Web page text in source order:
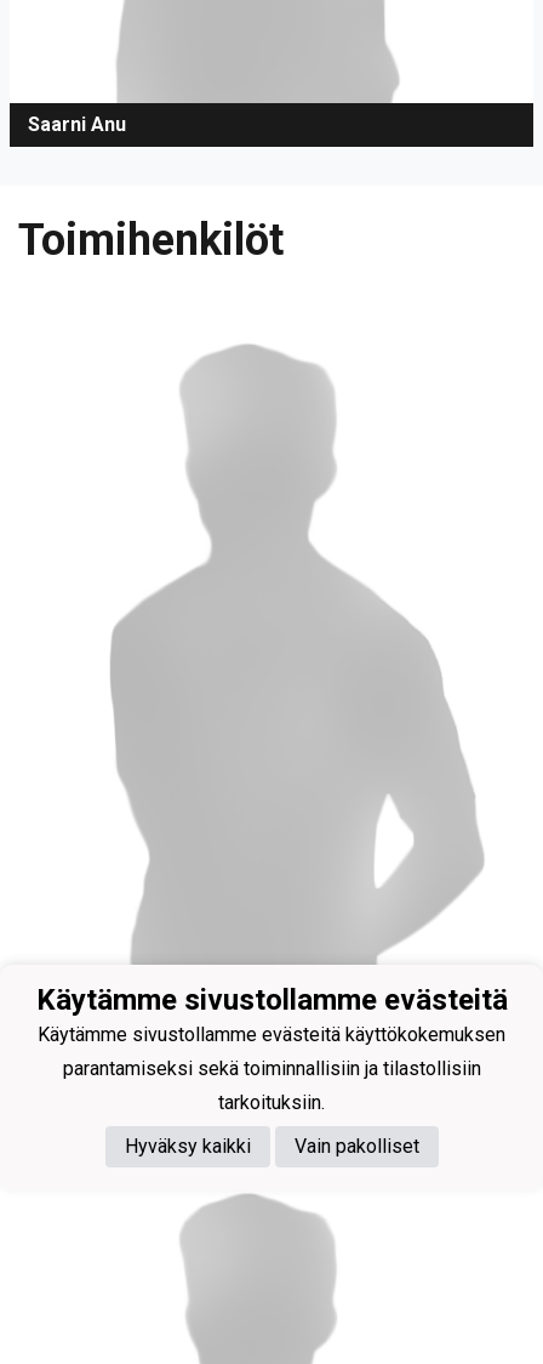
Saarni Anu
Toimihenkilöt
Joukkueenjohtaja
Käytämme sivustollamme evästeitä
Käytämme sivustollamme evästeitä käyttökokemuksen
parantamiseksi sekä toiminnallisiin ja tilastollisiin
tarkoituksiin.
Hyväksy kaikki
Vain pakolliset